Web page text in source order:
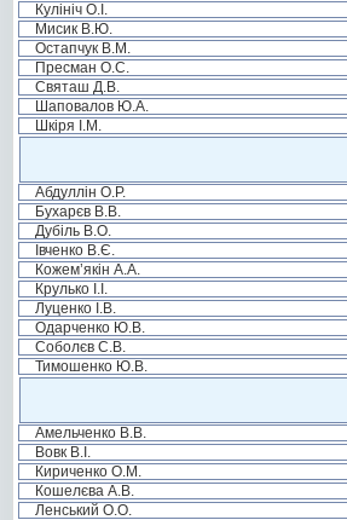
Кулініч О.І.
Мисик В.Ю.
Остапчук В.М.
Пресман О.С.
Святаш Д.В.
Шаповалов Ю.А.
Шкіря І.М.
Абдуллін О.Р.
Бухарєв В.В.
Дубіль В.О.
Івченко В.Є.
Кожем’якін А.А.
Крулько І.І.
Луценко І.В.
Одарченко Ю.В.
Соболєв С.В.
Тимошенко Ю.В.
Амельченко В.В.
Вовк В.І.
Кириченко О.М.
Кошелєва А.В.
Ленський О.О.